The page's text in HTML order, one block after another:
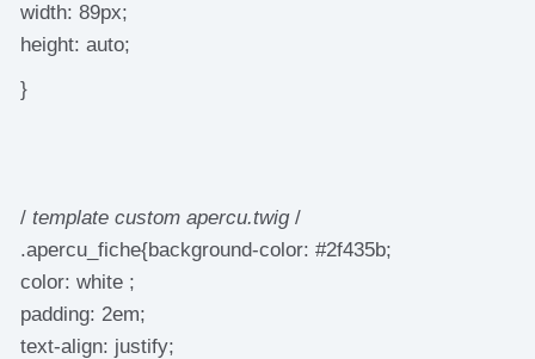
width: 89px;
height: auto;
}
/ template custom apercu.twig /
.apercu_fiche{background-color: #2f435b;
color: white ;
padding: 2em;
text-align: justify;